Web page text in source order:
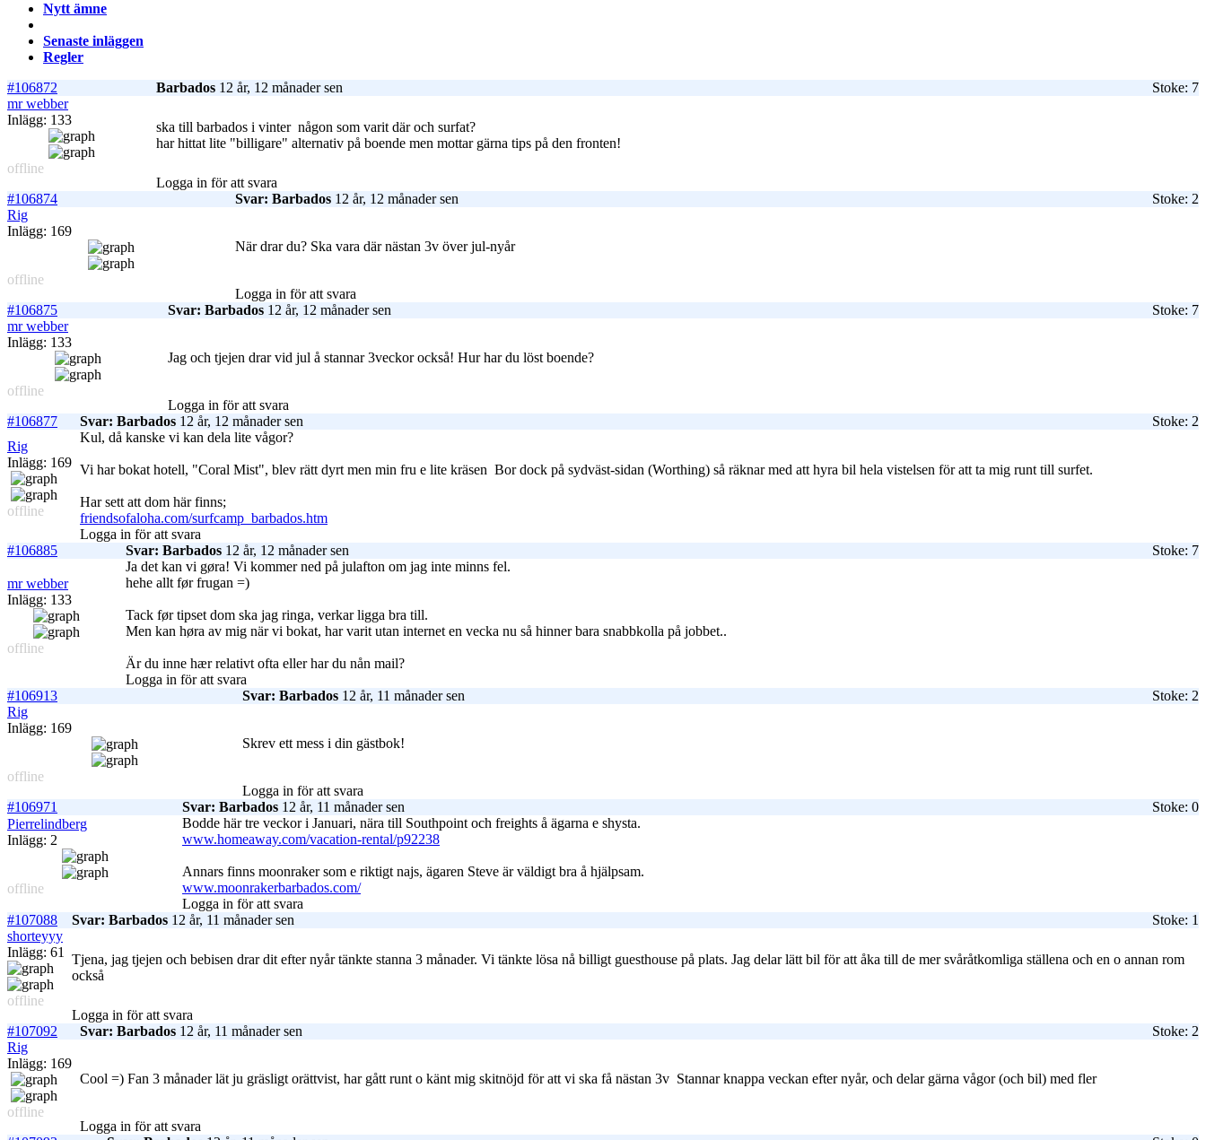
Nytt ämne
Senaste inläggen
Regler
#106872
Barbados 12 år, 12 månader sen
Stoke: 7
mr webber
Inlägg: 133
offline
ska till barbados i vinter någon som varit där och surfat?
har hittat lite "billigare" alternativ på boende men mottar gärna tips på den fronten!
Logga in för att svara
#106874
Svar: Barbados 12 år, 12 månader sen
Stoke: 2
Rig
Inlägg: 169
offline
När drar du? Ska vara där nästan 3v över jul-nyår
Logga in för att svara
#106875
Svar: Barbados 12 år, 12 månader sen
Stoke: 7
mr webber
Inlägg: 133
offline
Jag och tjejen drar vid jul å stannar 3veckor också! Hur har du löst boende?
Logga in för att svara
#106877
Svar: Barbados 12 år, 12 månader sen
Stoke: 2
Rig
Inlägg: 169
offline
Kul, då kanske vi kan dela lite vågor?
Vi har bokat hotell, "Coral Mist", blev rätt dyrt men min fru e lite kräsen Bor dock på sydväst-sidan (Worthing) så räknar med att hyra bil hela vistelsen för att ta mig runt till surfet.
Har sett att dom här finns;
friendsofaloha.com/surfcamp_barbados.htm
Logga in för att svara
#106885
Svar: Barbados 12 år, 12 månader sen Stoke: 7
mr webber
Inlägg: 133
offline
Ja det kan vi gøra! Vi kommer ned på julafton om jag inte minns fel.
hehe allt før frugan =)
Tack før tipset dom ska jag ringa, verkar ligga bra till.
Men kan høra av mig när vi bokat, har varit utan internet en vecka nu så hinner bara snabbkolla på jobbet..
Är du inne hær relativt ofta eller har du nån mail?
Logga in för att svara
#106913
Svar: Barbados 12 år, 11 månader sen
Stoke: 2
Rig
Inlägg: 169
offline
Skrev ett mess i din gästbok!
Logga in för att svara
#106971
Svar: Barbados 12 år, 11 månader sen
Stoke: 0
Pierrelindberg
Inlägg: 2
offline
Bodde här tre veckor i Januari, nära till Southpoint och freights å ägarna e shysta.
www.homeaway.com/vacation-rental/p92238
Annars finns moonraker som e riktigt najs, ägaren Steve är väldigt bra å hjälpsam.
www.moonrakerbarbados.com/
Logga in för att svara
#107088
Svar: Barbados 12 år, 11 månader sen
Stoke: 1
shorteyyy
Inlägg: 61
offline
Tjena, jag tjejen och bebisen drar dit efter nyår tänkte stanna 3 månader. Vi tänkte lösa nå billigt guesthouse på plats. Jag delar lätt bil för att åka till de mer svåråtkomliga ställena och en o annan rom
också
Logga in för att svara
#107092
Svar: Barbados 12 år, 11 månader sen
Stoke: 2
Rig
Inlägg: 169
offline
Cool =) Fan 3 månader lät ju gräsligt orättvist, har gått runt o känt mig skitnöjd för att vi ska få nästan 3v Stannar knappa veckan efter nyår, och delar gärna vågor (och bil) med fler
Logga in för att svara